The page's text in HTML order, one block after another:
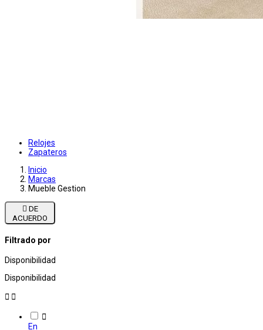
Relojes
Zapateros
Inicio
Marcas
Mueble Gestion

ACUERDO
Filtrado por
Disponibilidad
Disponibilidad
 

En